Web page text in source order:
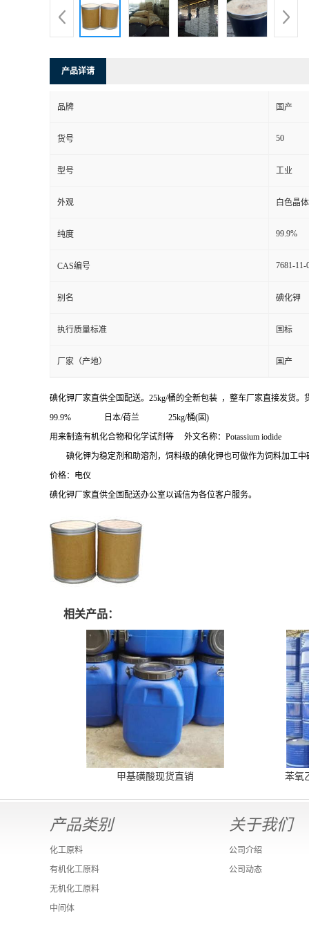
产品详请
品牌 国产
货号 50
型号 工业
外观 白色晶体
纯度 99.9%
CAS编号 7681-11-
别名 碘化钾
执行质量标准 国标
厂家（产地） 国产
碘化钾厂家直供全国配送。25kg/桶的全新包装 ，整车厂家直接发货
99.9% 日本/荷兰 25kg/桶(固)
用来制造有机化合物和化学试剂等 外文名称：Potassium iodide
碘化钾为稳定剂和助溶剂，饲料级的碘化钾也可做作为饲料加工中
价格：电仪
碘化钾厂家直供全国配送办公室以诚信为各位客户服务。
相关产品：
甲基磺酸现货直销 苯氧
产品类别
化工原料
有机化工原料
无机化工原料
中间体
关于我们
公司介绍
公司动态